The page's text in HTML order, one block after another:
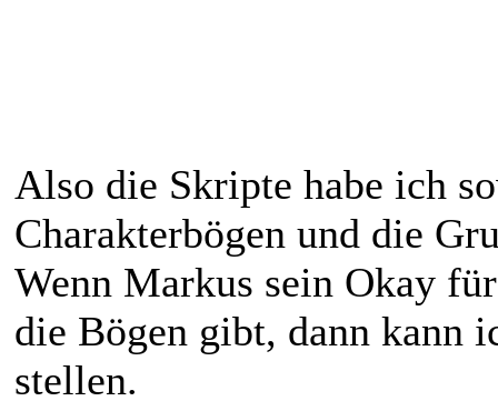
Also die Skripte habe ich
Charakterbögen und die
Wenn Markus sein Okay
die Bögen gibt, dann kann
stellen.